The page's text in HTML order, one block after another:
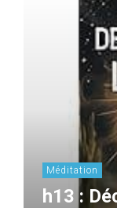
Méditation
h13 :